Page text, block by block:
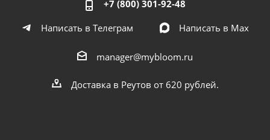
+7 (800) 301-92-48
Написать в Телеграм
Написать в Мах
manager@mybloom.ru
Доставка в Реутов от 620 рублей.